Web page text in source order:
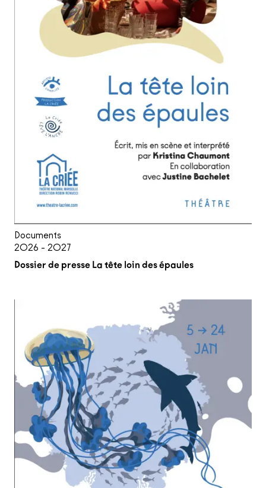
Documents
2026 - 2027
Dossier de presse La tête loin des épaules